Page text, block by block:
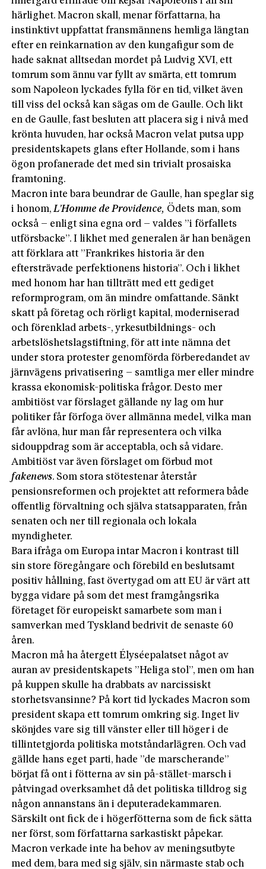
härlighet. Macron skall, menar författarna, ha
instinktivt uppfattat fransmännens hemliga längtan
efter en reinkarnation av den kungafigur som de
hade saknat alltsedan mordet på Ludvig XVI, ett
tomrum som ännu var fyllt av smärta, ett tomrum
som Napoleon lyckades fylla för en tid, vilket även
till viss del också kan sägas om de Gaulle. Och likt
en de Gaulle, fast besluten att placera sig i nivå med
krönta huvuden, har också Macron velat putsa upp
presidentskapets glans efter Hollande, som i hans
ögon profanerade det med sin trivialt prosaiska
framtoning.
Macron inte bara beundrar de Gaulle, han speglar sig
i honom,L’Homme de Providence, Ödets man, som
också – enligt sina egna ord – valdes ”i förfallets
utförsbacke”. I likhet med generalen är han benägen
att förklara att ”Frankrikes historia är den
eftersträvade perfektionens historia”. Och i likhet
med honom har han tillträtt med ett gediget
reformprogram, om än mindre omfattande. Sänkt
skatt på företag och rörligt kapital, moderniserad
och förenklad arbets-, yrkesutbildnings- och
arbetslöshetslagstiftning, för att inte nämna det
under stora protester genomförda förberedandet av
järnvägens privatisering – samtliga mer eller mindre
krassa ekonomisk-politiska frågor. Desto mer
ambitiöst var förslaget gällande ny lag om hur
politiker får förfoga över allmänna medel, vilka man
får avlöna, hur man får representera och vilka
sidouppdrag som är acceptabla, och så vidare.
Ambitiöst var även förslaget om förbud mot
fakenews. Som stora stötestenar återstår
pensionsreformen och projektet att reformera både
offentlig förvaltning och själva statsapparaten, från
senaten och ner till regionala och lokala
myndigheter.
Bara ifråga om Europa intar Macron i kontrast till
sin store föregångare och förebild en beslutsamt
positiv hållning, fast övertygad om att EU är värt att
bygga vidare på som det mest framgångsrika
företaget för europeiskt samarbete som man i
samverkan med Tyskland bedrivit de senaste 60
åren.
Macron må ha återgett Élyséepalatset något av
auran av presidentskapets ”Heliga stol”, men om han
på kuppen skulle ha drabbats av narcissiskt
storhetsvansinne? På kort tid lyckades Macron som
president skapa ett tomrum omkring sig. Inget liv
skönjdes vare sig till vänster eller till höger i de
tillintetgjorda politiska motståndarlägren. Och vad
gällde hans eget parti, hade ”de marscherande”
börjat få ont i fötterna av sin på-stället-marsch i
påtvingad overksamhet då det politiska tilldrog sig
någon annanstans än i deputeradekammaren.
Särskilt ont fick de i högerfötterna som de fick sätta
ner först, som författarna sarkastiskt påpekar.
Macron verkade inte ha behov av meningsutbyte
med dem, bara med sig själv, sin närmaste stab och